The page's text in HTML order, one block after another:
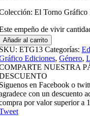
El Torno Gráfico
empeño de vivir
Añadir al carrito
ETG13 Categorías:
Ediciones, Género,
NUESTRA
en Facebook o
con un descuento
por valor superior a